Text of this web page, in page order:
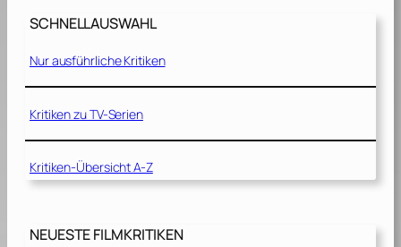
SCHNELLAUSWAHL
Nur ausführliche Kritiken
Kritiken zu TV-Serien
Kritiken-Übersicht A-Z
NEUESTE FILMKRITIKEN